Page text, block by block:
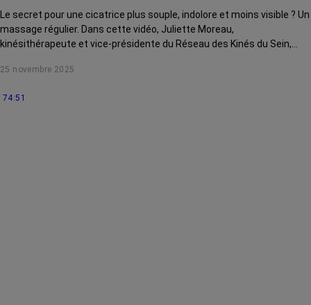
Le secret pour une cicatrice plus souple, indolore et moins visible ? Un
massage régulier. Dans cette vidéo, Juliette Moreau,
kinésithérapeute et vice-présidente du Réseau des Kinés du Sein,
inflammatoire.
25 novembre 2025
74:51